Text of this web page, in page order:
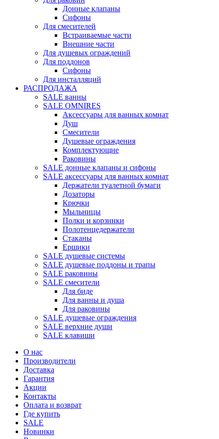
Донные клапаны
Сифоны
Для смесителей
Встраиваемые части
Внешние части
Для душевых ограждений
Для поддонов
Сифоны
Для инсталляций
РАСПРОДАЖА
SALE ванны
SALE OMNIRES
Аксессуары для ванных комнат
Душ
Смесители
Душевые ограждения
Комплектующие
Раковины
SALE донные клапаны и сифоны
SALE аксессуары для ванных комнат
Держатели туалетной бумаги
Дозаторы
Крючки
Мыльницы
Полки и корзинки
Полотенцедержатели
Стаканы
Ершики
SALE душевые системы
SALE душевые поддоны и трапы
SALE раковины
SALE смесители
Для биде
Для ванны и душа
Для раковины
SALE душевые ограждения
SALE верхние души
SALE клавиши
О нас
Производители
Доставка
Гарантия
Акции
Контакты
Оплата и возврат
Где купить
SALE
Новинки